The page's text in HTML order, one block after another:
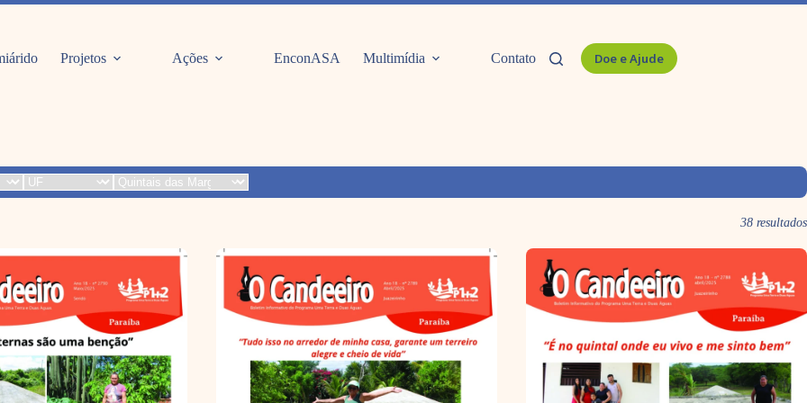
Projetos Ações EnconASA Multimídia Contato Doe e Ajude
38 resultados